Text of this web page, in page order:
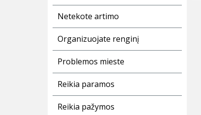
Netekote artimo
Organizuojate renginį
Problemos mieste
Reikia paramos
Reikia pažymos